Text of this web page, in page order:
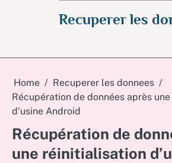
Recuperer les
Home
Recuperer les donnees
Récupération de données après
d’usine Android
Récupération de
une réinitialisation